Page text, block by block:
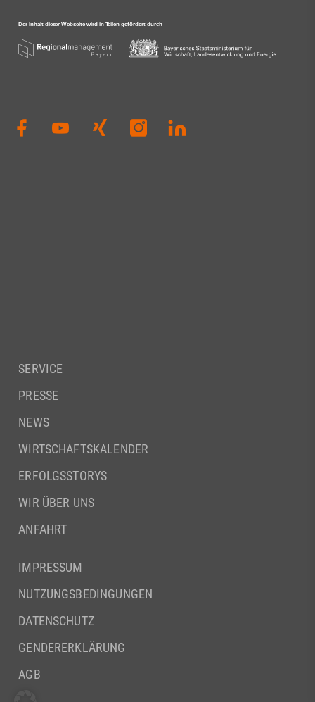
SERVICE
PRESSE
NEWS
WIRTSCHAFTSKALENDER
ERFOLGSSTORYS
WIR ÜBER UNS
ANFAHRT
IMPRESSUM
NUTZUNGSBEDINGUNGEN
DATENSCHUTZ
GENDERERKLÄRUNG
AGB